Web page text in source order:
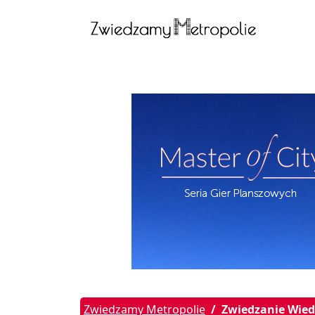
Zwiedzamy Metropolie Zwiedzanie